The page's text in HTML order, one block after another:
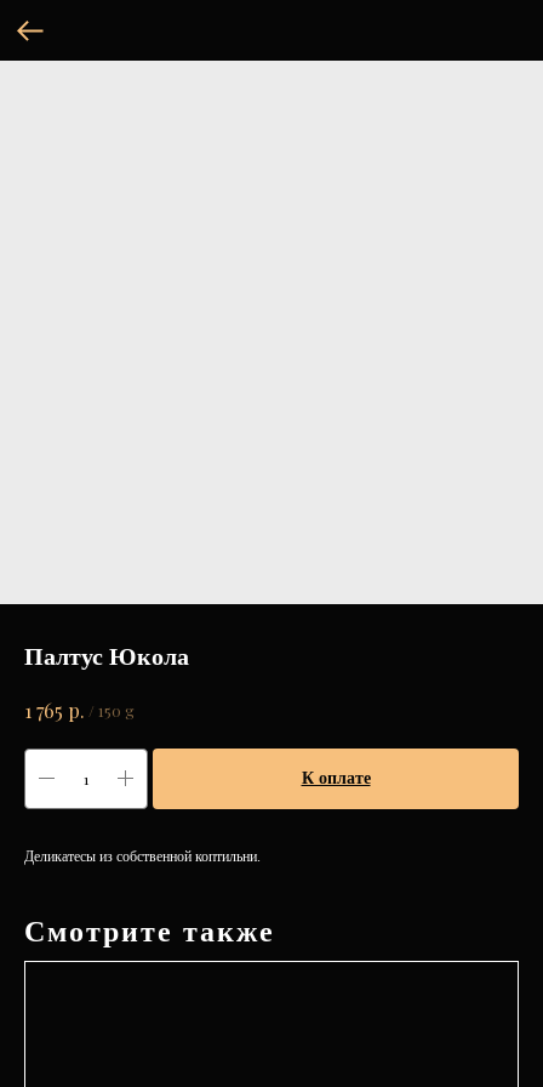
Палтус Юкола
1 765 р. / 150 g
К оплате
Деликатесы из собственной коптильни.
Смотрите также